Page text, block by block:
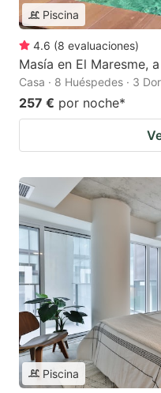
Piscina
4.6 (8 evaluaciones)
Masía en El Maresme,
Casa · 8 Huéspedes · 3
257 € por noche*
Piscina